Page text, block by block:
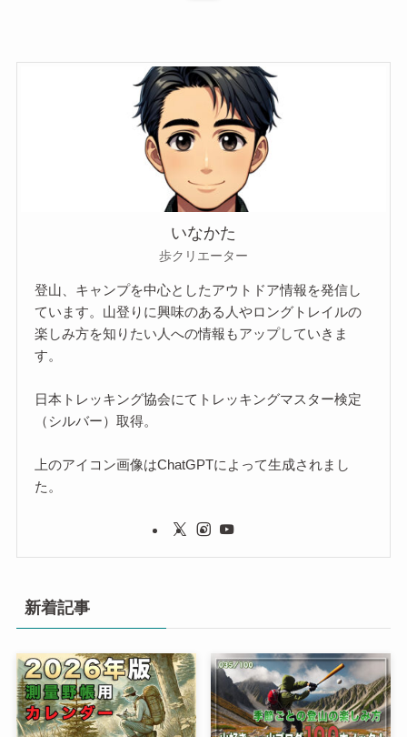
いなかた
歩クリエーター
登山、キャンプを中心としたアウトドア情報を発信し
ています。山登りに興味のある人やロングトレイルの
楽しみ方を知りたい人への情報もアップしていきま
す。
日本トレッキング協会にてトレッキングマスター検定
（シルバー）取得。
上のアイコン画像はChatGPTによって生成されまし
た。
新着記事